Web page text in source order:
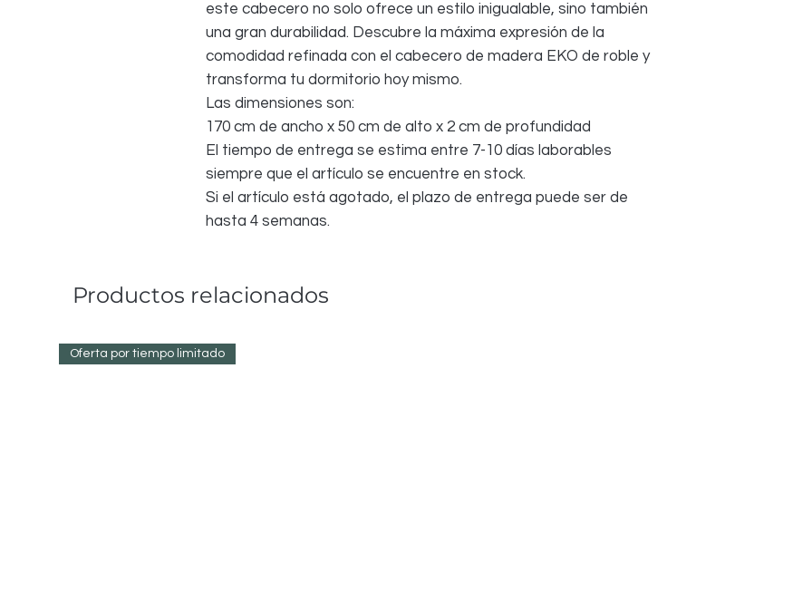
este cabecero no solo ofrece un estilo inigualable, sino también
una gran durabilidad. Descubre la máxima expresión de la
comodidad refinada con el cabecero de madera EKO de roble y
transforma tu dormitorio hoy mismo.
Las dimensiones son:
170 cm de ancho x 50 cm de alto x 2 cm de profundidad
El tiempo de entrega se estima entre 7-10 días laborables
siempre que el artículo se encuentre en stock.
Si el artículo está agotado, el plazo de entrega puede ser de
hasta 4 semanas.
Productos relacionados
Oferta por tiempo limitado